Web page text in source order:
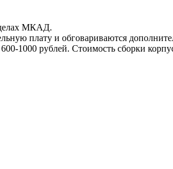
МКАД.
плату и обговариваются
600-1000 рублей. Стоимость сборки